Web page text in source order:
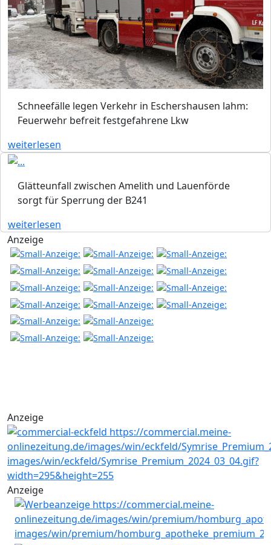
Schneefälle legen Verkehr in Eschershausen lahm:
Feuerwehr befreit festgefahrene Lkw
weiterlesen
Glätteunfall zwischen Amelith und Lauenförde
sorgt für Sperrung der B241
weiterlesen
Anzeige
Anzeige
Anzeige